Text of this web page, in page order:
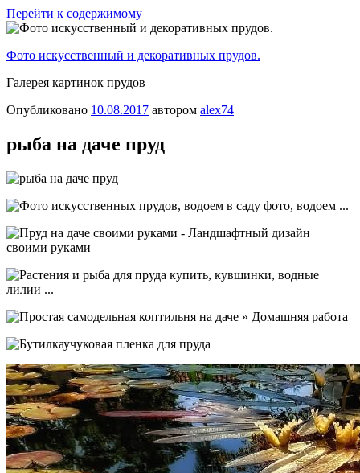
Перейти к содержимому
Фото искусственный и декоративных прудов.
Галерея картинок прудов
Опубликовано 10.08.2017 автором alex74
рыба на даче пруд